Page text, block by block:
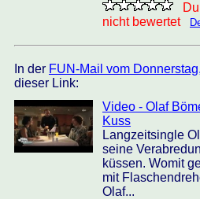
nicht bewertet
In der FUN-Mail vom
dieser Link:
Video - Olaf
Kuss
Langzeitsingle
seine
küssen. Womit
mit
Olaf...